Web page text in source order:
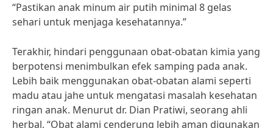
“Pastikan anak minum air putih minimal 8 gelas
sehari untuk menjaga kesehatannya.”
Terakhir, hindari penggunaan obat-obatan kimia yang
berpotensi menimbulkan efek samping pada anak.
Lebih baik menggunakan obat-obatan alami seperti
madu atau jahe untuk mengatasi masalah kesehatan
ringan anak. Menurut dr. Dian Pratiwi, seorang ahli
herbal, “Obat alami cenderung lebih aman digunakan